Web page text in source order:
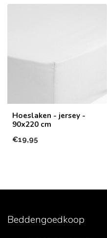
Hoeslaken - jersey -
90x220 cm
€19,95
Beddengoedkoop